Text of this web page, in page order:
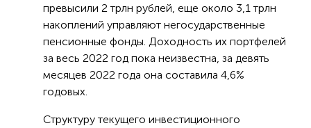
превысили 2 трлн рублей, еще около 3,1 трлн
накоплений управляют негосударственные
пенсионные фонды. Доходность их портфелей
за весь 2022 год пока неизвестна, за девять
месяцев 2022 года она составила 4,6%
годовых.
Структуру текущего инвестиционного